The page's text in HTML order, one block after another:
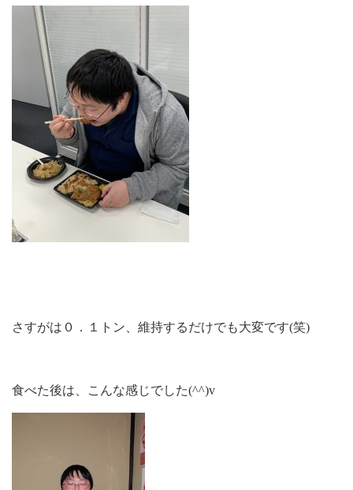
さすがは０．１トン、維持するだけでも大変です(笑)
食べた後は、こんな感じでした(^^)v